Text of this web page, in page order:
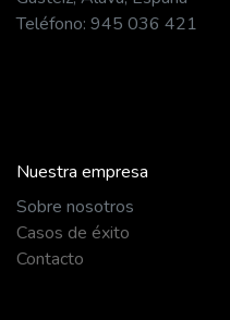
Teléfono: 945 036 421
Nuestra empresa
​Sobre nosotros
Casos de éxito
Contacto